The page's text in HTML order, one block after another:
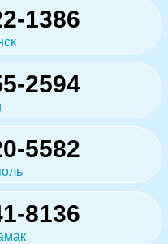
1386
2594
5582
8136